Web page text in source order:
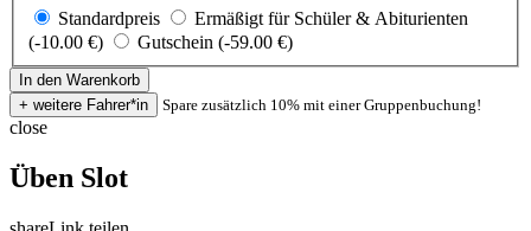
Standardpreis
Ermäßigt für Schüler & Abiturienten
(-10.00 €)
Gutschein (-59.00 €)
Spare zusätzlich 10% mit einer Gruppenbuchung!
close
Üben Slot